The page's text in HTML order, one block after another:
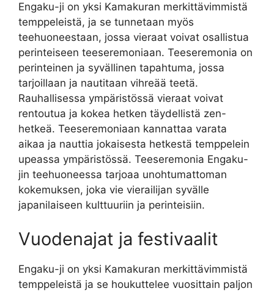
Engaku-ji on yksi Kamakuran merkittävimmistä
temppeleistä, ja se tunnetaan myös
teehuoneestaan, jossa vieraat voivat osallistua
perinteiseen teeseremoniaan. Teeseremonia on
perinteinen ja syvällinen tapahtuma, jossa
tarjoillaan ja nautitaan vihreää teetä.
Rauhallisessa ympäristössä vieraat voivat
rentoutua ja kokea hetken täydellistä zen-
hetkeä. Teeseremoniaan kannattaa varata
aikaa ja nauttia jokaisesta hetkestä temppelein
upeassa ympäristössä. Teeseremonia Engaku-
jin teehuoneessa tarjoaa unohtumattoman
kokemuksen, joka vie vierailijan syvälle
japanilaiseen kulttuuriin ja perinteisiin.
Vuodenajat ja festivaalit
Engaku-ji on yksi Kamakuran merkittävimmistä
temppeleistä ja se houkuttelee vuosittain paljon